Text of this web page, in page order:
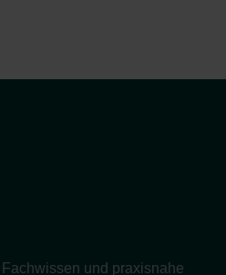
und praxisnahe